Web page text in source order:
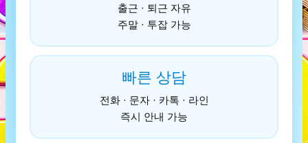
출근 · 퇴근 자유
주말 · 투잡 가능
빠른 상담
전화 · 문자 · 카톡 · 라인
즉시 안내 가능